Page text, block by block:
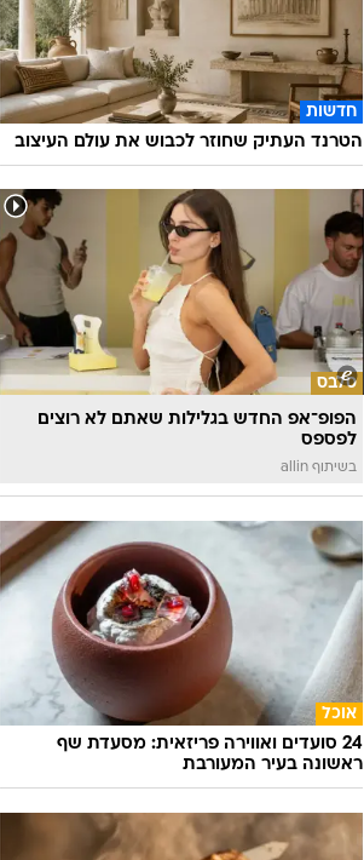
השאלון שיעשה לכם סדר - מי המפלגה שהכי
מתאימה לעמדות שלכם?
חדשות
סלבס
הפופ־אפ החדש בגלילות שאתם לא רוצים
לפספס
בשיתוף allin